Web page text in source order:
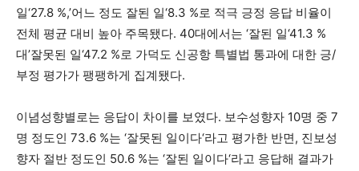
일‘27.8 %,’어느 정도 잘된 일‘8.3 %로 적극 긍정 응답 비율이
전체 평균 대비 높아 주목됐다. 40대에서는 ‘잘된 일‘41.3 %
대’잘못된 일‘47.2 %로 가덕도 신공항 특별법 통과에 대한 긍/
부정 평가가 팽팽하게 집계됐다.
이념성향별로는 응답이 차이를 보였다. 보수성향자 10명 중 7
명 정도인 73.6 %는 ‘잘못된 일이다‘라고 평가한 반면 , 진보성
향자 절반 정도인 50.6 %는 ‘잘된 일이다‘라고 응답해 결과가